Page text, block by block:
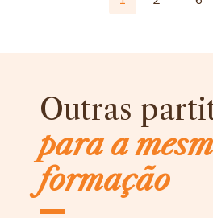
Outras
para a
formação